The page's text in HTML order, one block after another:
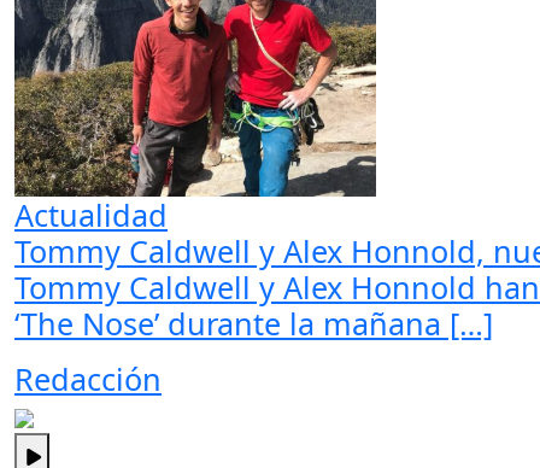
Actualidad
Tommy Caldwell y Alex Honnold,
Tommy Caldwell y Alex Honnold
‘The Nose’ durante la mañana […]
Redacción